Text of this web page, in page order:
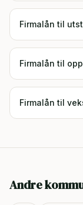
Firmalån til
Firmalån til
Firmalån til
Andre